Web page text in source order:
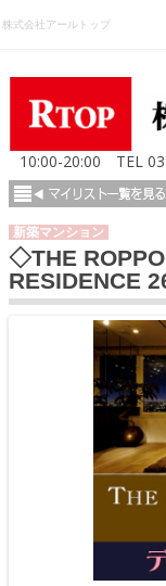
株式会社アールトップ
10:00-20:00 TEL
新築マンション
◇THE
RESIDENCE